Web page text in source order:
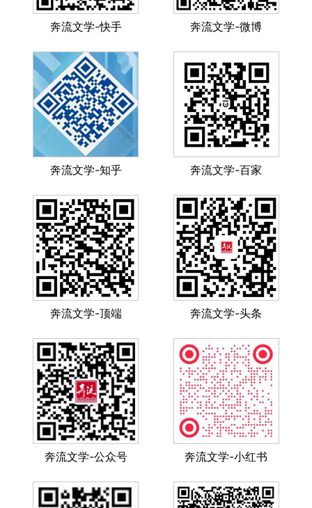
奔流文学-快手 奔流文学-微博
奔流文学-知乎 奔流文学-百家
奔流文学-顶端 奔流文学-头条
奔流文学-公众号 奔流文学-小红书